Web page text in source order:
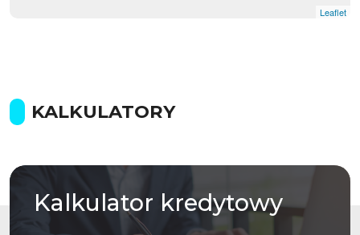
Leaflet
KALKULATORY
Kalkulator kredytowy